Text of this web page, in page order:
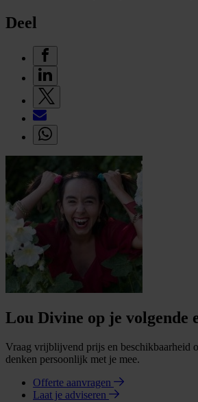
Deel
Lou Divine op je volgende
Vraag vrijblijvend prijs en beschikbaarheid
denken persoonlijk met je mee.
Offerte aanvragen
Laat je adviseren